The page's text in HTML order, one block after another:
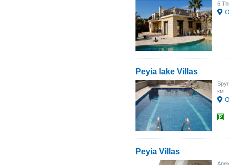
6
Peyia lake Villas
км
Peyia Villas